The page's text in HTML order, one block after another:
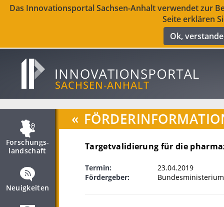
Das Innovationsportal Sachsen-Anhalt verwendet zur
Seite erklären
Ok,
Forschungs­
landschaft
Neuigkeiten
«
Targetvalidierung für die
Termin:
23.04.2019
Fördergeber: